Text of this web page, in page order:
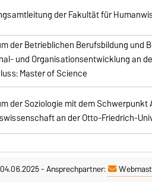
der Fakultät für
der Betrieblichen Berufsbildung
und Organisationsentwicklung an
Master of Science
der Soziologie mit dem
an der Otto-Friedrich-
-Ansprechpartner: